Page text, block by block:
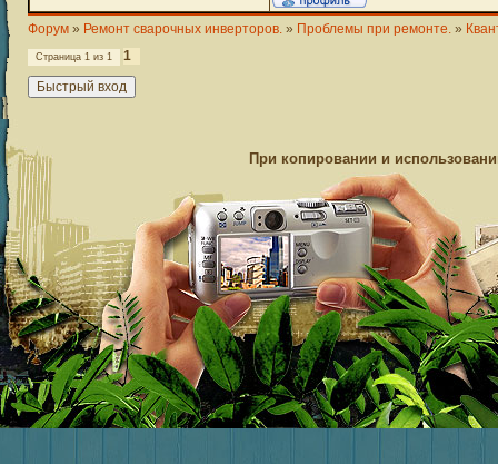
Форум » Ремонт сварочных инверторов. » Проблемы при ремонте. »
Страница 1 из 1 1
При копировании и